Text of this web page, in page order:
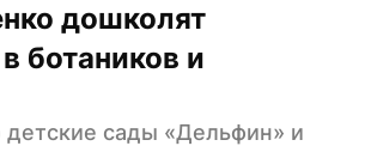
дошколят
ботаников и
сады «Дельфин» и